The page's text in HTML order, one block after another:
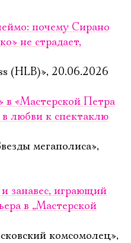
почему Сирано
не страдает,
(HLB)», 20.06.2026
в «Мастерской Петра
любви к спектаклю
мегаполиса»,
занавес, играющий
в „Мастерской
комсомолец»,